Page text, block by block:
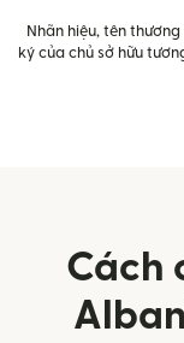
Nhãn hiệu, tên
ký của chủ sở hữu
Cách